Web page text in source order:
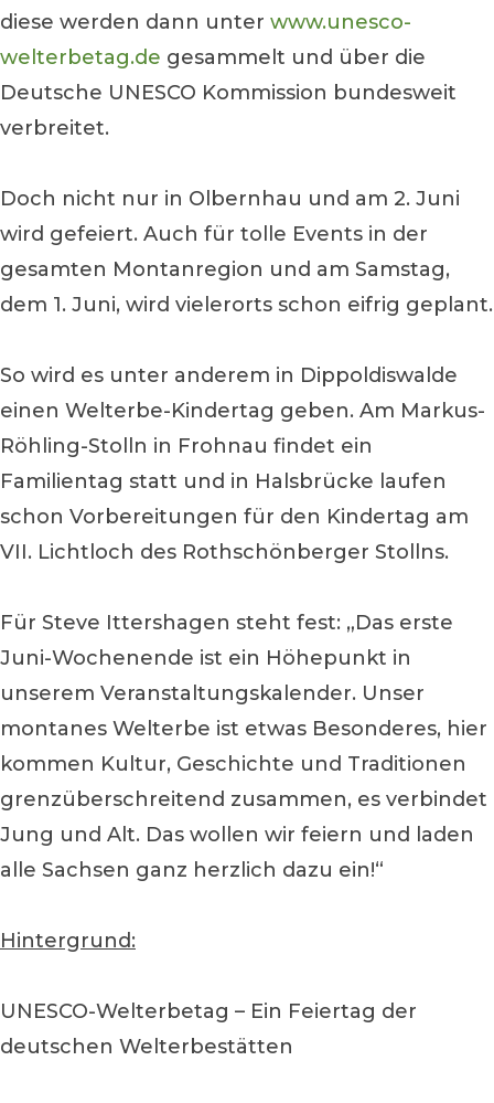
diese werden dann unter www.unesco-
welterbetag.de gesammelt und über die
Deutsche UNESCO Kommission bundesweit
verbreitet.
Doch nicht nur in Olbernhau und am 2. Juni
wird gefeiert. Auch für tolle Events in der
gesamten Montanregion und am Samstag,
dem 1. Juni, wird vielerorts schon eifrig geplant.
So wird es unter anderem in Dippoldiswalde
einen Welterbe-Kindertag geben. Am Markus-
Röhling-Stolln in Frohnau findet ein
Familientag statt und in Halsbrücke laufen
schon Vorbereitungen für den Kindertag am
VII. Lichtloch des Rothschönberger Stollns.
Für Steve Ittershagen steht fest: „Das erste
Juni-Wochenende ist ein Höhepunkt in
unserem Veranstaltungskalender. Unser
montanes Welterbe ist etwas Besonderes, hier
kommen Kultur, Geschichte und Traditionen
grenzüberschreitend zusammen, es verbindet
Jung und Alt. Das wollen wir feiern und laden
alle Sachsen ganz herzlich dazu ein!“
Hintergrund:
UNESCO-Welterbetag – Ein Feiertag der
deutschen Welterbestätten